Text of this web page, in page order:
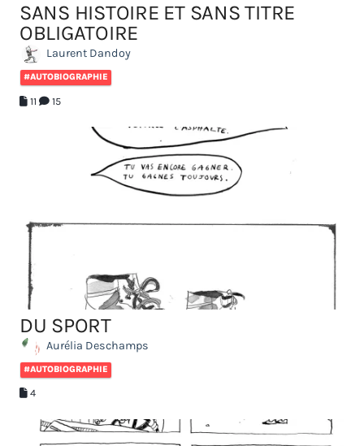
SANS HISTOIRE ET SANS TITRE
OBLIGATOIRE
Laurent Dandoy
#AUTOBIOGRAPHIE
11 15
DU SPORT
Aurélia Deschamps
#AUTOBIOGRAPHIE
4